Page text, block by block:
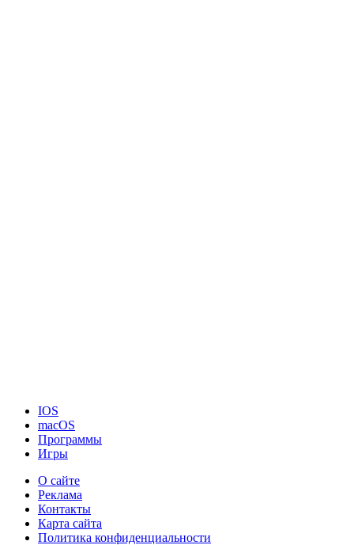
IOS
macOS
Программы
Игры
О сайте
Реклама
Контакты
Карта сайта
Политика конфиденциальности